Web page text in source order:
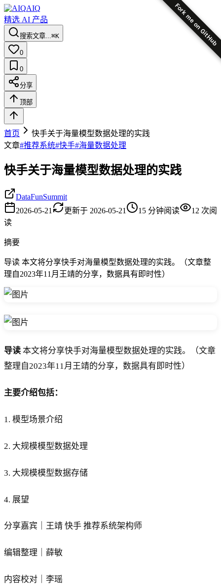
Fork me on GitHub
AIQ
精选 AI 产品
搜索文章...⌘K
0
0
分享
顶部
首页
快手关于海量模型数据处理的实践
文章#推荐系统#快手#海量数据处理
快手关于海量模型数据处理的实践
DataFunSummit
2026-05-21
更新于 2026-05-21 15 分钟阅读 12 次阅
读
摘要
导读 本文将分享快手对海量模型数据处理的实践。（文章整
理自2023年11月王靖的分享，数据具有即时性）‍‍‍
导读 本文将分享快手对海量模型数据处理的实践。（文章
整理自2023年11月王靖的分享，数据具有即时性）‍‍‍‍‍‍
主要介绍包括：
1. 模型场景介绍
2. 大规模模型数据处理
3. 大规模模型数据存储
4. 展望
分享嘉宾｜王靖 快手 推荐系统架构师
编辑整理｜薛敏
内容校对｜李瑶